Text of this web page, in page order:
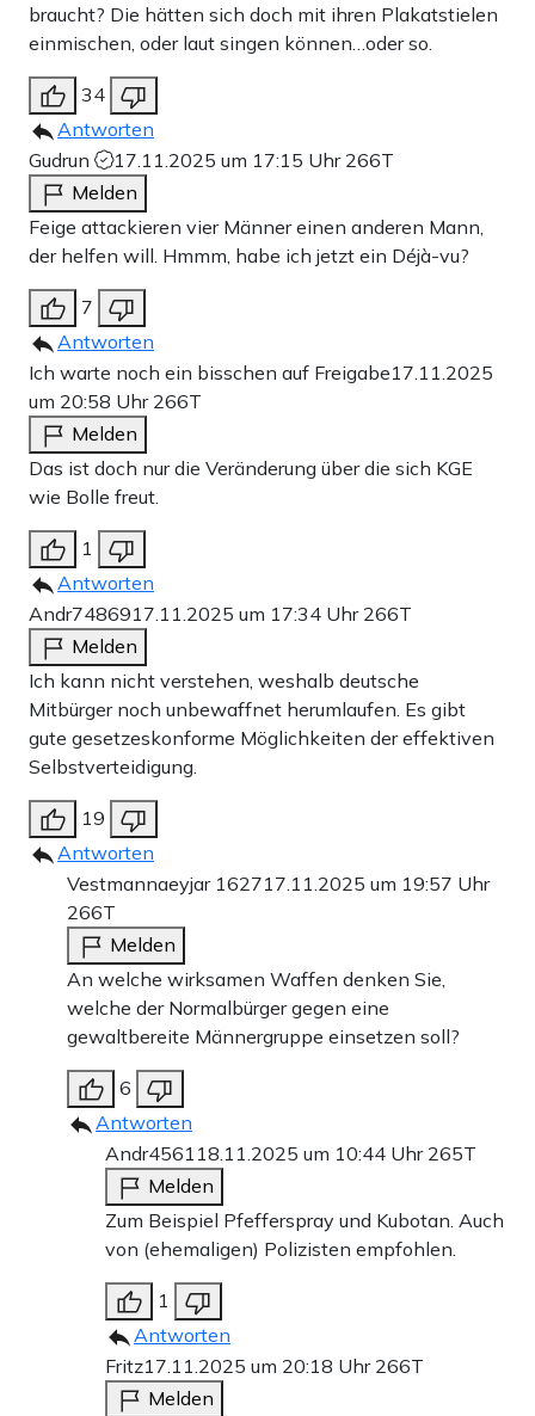
braucht? Die hätten sich doch mit ihren Plakatstielen
einmischen, oder laut singen können…oder so.
34
Antworten
Gudrun
17.11.2025 um 17:15 Uhr 266T
Melden
Feige attackieren vier Männer einen anderen Mann,
der helfen will. Hmmm, habe ich jetzt ein Déjà-vu?
7
Antworten
Ich warte noch ein bisschen auf Freigabe17.11.2025
um 20:58 Uhr 266T
Melden
Das ist doch nur die Veränderung über die sich KGE
wie Bolle freut.
1
Antworten
Andr7486917.11.2025 um 17:34 Uhr 266T
Melden
Ich kann nicht verstehen, weshalb deutsche
Mitbürger noch unbewaffnet herumlaufen. Es gibt
gute gesetzeskonforme Möglichkeiten der effektiven
Selbstverteidigung.
19
Antworten
Vestmannaeyjar 162717.11.2025 um 19:57 Uhr
266T
Melden
An welche wirksamen Waffen denken Sie,
welche der Normalbürger gegen eine
gewaltbereite Männergruppe einsetzen soll?
6
Antworten
Andr4561 18.11.2025 um 10:44 Uhr 265T
Melden
Zum Beispiel Pfefferspray und Kubotan. Auch
von (ehemaligen) Polizisten empfohlen.
1
Antworten
Fritz17.11.2025 um 20:18 Uhr 266T
Melden